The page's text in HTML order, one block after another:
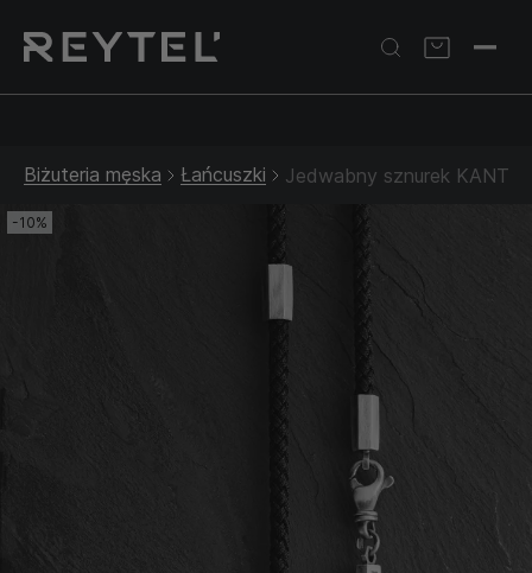
Złota biżuteria: –30% | Do 31.08
Biżuteria męska Łańcuszki Jedwabny sznurek
-10%